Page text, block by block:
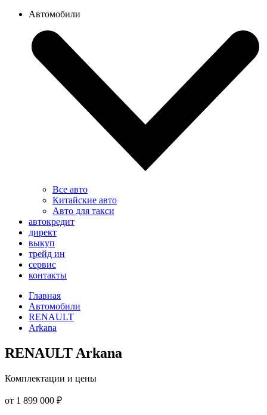
Автомобили
Все авто
Китайские авто
Авто для такси
автокредит
директ
выкуп
трейд ин
сервис
контакты
Главная
Автомобили
RENAULT
Arkana
RENAULT Arkana
Комплектации и цены
от 1 899 000 ₽